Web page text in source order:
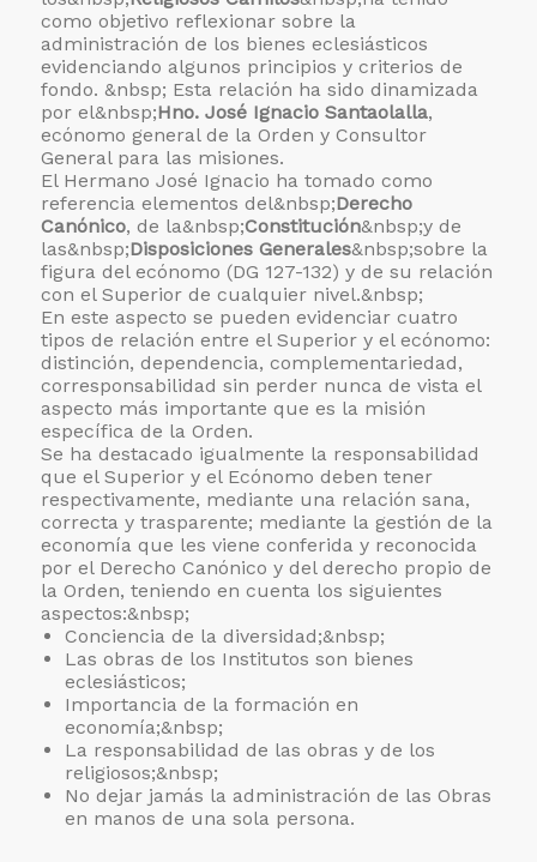
como objetivo reflexionar sobre la
administración de los bienes eclesiásticos
evidenciando algunos principios y criterios de
fondo. &nbsp; Esta relación ha sido dinamizada
por el&nbsp;Hno. José Ignacio Santaolalla,
ecónomo general de la Orden y Consultor
General para las misiones.
El Hermano José Ignacio ha tomado como
referencia elementos del&nbsp;Derecho
Canónico, de la&nbsp;Constitución&nbsp;y de
las&nbsp;Disposiciones Generales&nbsp;sobre la
figura del ecónomo (DG 127-132) y de su relación
con el Superior de cualquier nivel.&nbsp;
En este aspecto se pueden evidenciar cuatro
tipos de relación entre el Superior y el ecónomo:
distinción, dependencia, complementariedad,
corresponsabilidad sin perder nunca de vista el
aspecto más importante que es la misión
específica de la Orden.
Se ha destacado igualmente la responsabilidad
que el Superior y el Ecónomo deben tener
respectivamente, mediante una relación sana,
correcta y trasparente; mediante la gestión de la
economía que les viene conferida y reconocida
por el Derecho Canónico y del derecho propio de
la Orden, teniendo en cuenta los siguientes
aspectos:&nbsp;
Conciencia de la diversidad;&nbsp;
Las obras de los Institutos son bienes
eclesiásticos;
Importancia de la formación en
economía;&nbsp;
La responsabilidad de las obras y de los
religiosos;&nbsp;
No dejar jamás la administración de las Obras
en manos de una sola persona.